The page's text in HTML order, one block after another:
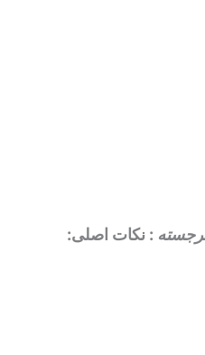
: نکات اصلی: